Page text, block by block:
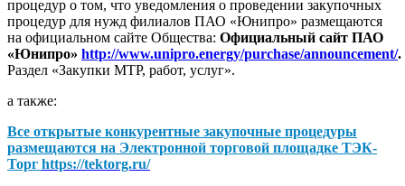
процедур о том, что уведомления о проведении закупочных
процедур для нужд филиалов ПАО «Юнипро» размещаются
на официальном сайте Общества: Официальный сайт ПАО
«Юнипро» http://www.unipro.energy/purchase/announcement/.
Раздел «Закупки МТР, работ, услуг».
а также:
Все открытые конкурентные закупочные процедуры
размещаются на Электронной торговой площадке ТЭК-
Торг https://tektorg.ru/